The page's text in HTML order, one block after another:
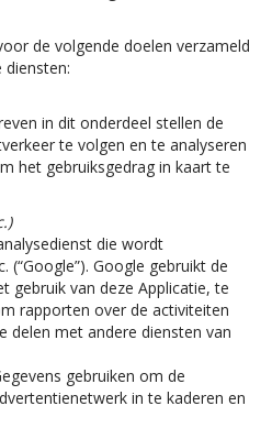
de volgende doelen verzameld
diensten:
in dit onderdeel stellen de
te volgen en te analyseren
het gebruiksgedrag in kaart te
die wordt
Google gebruikt de
gebruik van deze Applicatie, te
rapporten over de activiteiten
delen met andere diensten van
gebruiken om de
in te kaderen en